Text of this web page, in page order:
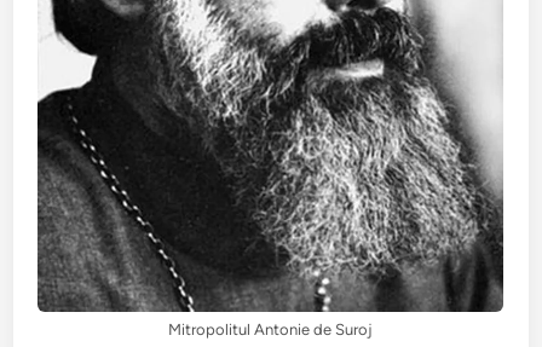
Mitropolitul Antonie de Suroj